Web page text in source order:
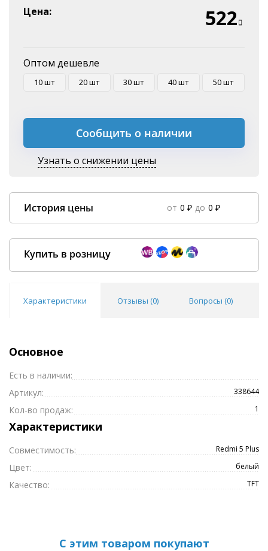
Эквайринг
Цена: 522
Оптом дешевле
10 шт 20 шт 30 шт 40 шт 50 шт
Сообщить о наличии
Узнать о снижении цены
История цены от 0 ₽ до 0 ₽
Купить в розницу
Характеристики Отзывы (0) Вопросы (0)
Основное
Есть в наличии:
Артикул:
338644
Кол-во продаж: 1
Характеристики
Совместимость: Redmi 5 Plus
Цвет: белый
Качество: TFT
С этим товаром покупают